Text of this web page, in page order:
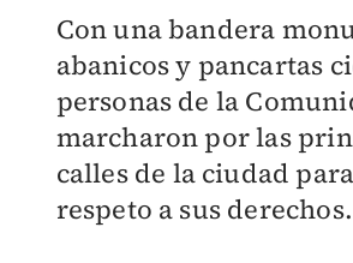
Con una bandera
abanicos y pancartas
personas de la
marcharon por las
calles de la ciudad
respeto a sus derechos.